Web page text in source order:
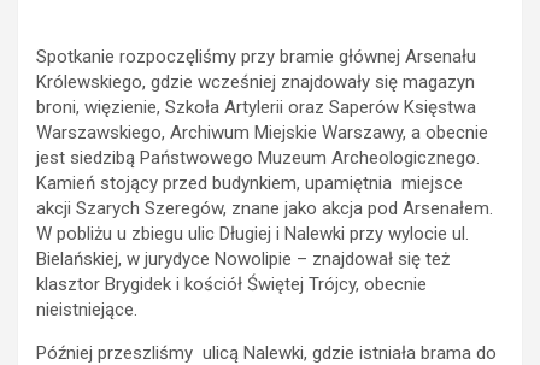
Spotkanie rozpoczęliśmy przy bramie głównej Arsenału
Królewskiego, gdzie wcześniej znajdowały się magazyn
broni, więzienie, Szkoła Artylerii oraz Saperów Księstwa
Warszawskiego, Archiwum Miejskie Warszawy, a obecnie
jest siedzibą Państwowego Muzeum Archeologicznego.
Kamień stojący przed budynkiem, upamiętnia miejsce
akcji Szarych Szeregów, znane jako akcja pod Arsenałem.
W pobliżu u zbiegu ulic Długiej i Nalewki przy wylocie ul.
Bielańskiej, w jurydyce Nowolipie – znajdował się też
klasztor Brygidek i kościół Świętej Trójcy, obecnie
nieistniejące.
Później przeszliśmy ulicą Nalewki, gdzie istniała brama do